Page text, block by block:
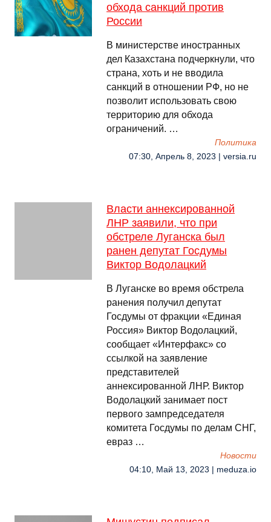
обхода санкций против
России
В министерстве иностранных
дел Казахстана подчеркнули, что
страна, хоть и не вводила
санкций в отношении РФ, но не
позволит использовать свою
территорию для обхода
ограничений. …
Политика
07:30, Апрель 8, 2023 | versia.ru
Власти аннексированной
ЛНР заявили, что при
обстреле Луганска был
ранен депутат Госдумы
Виктор Водолацкий
В Луганске во время обстрела
ранения получил депутат
Госдумы от фракции «Единая
Россия» Виктор Водолацкий,
сообщает «Интерфакс» со
ссылкой на заявление
представителей
аннексированной ЛНР. Виктор
Водолацкий занимает пост
первого зампредседателя
комитета Госдумы по делам СНГ,
евраз …
Новости
04:10, Май 13, 2023 | meduza.io